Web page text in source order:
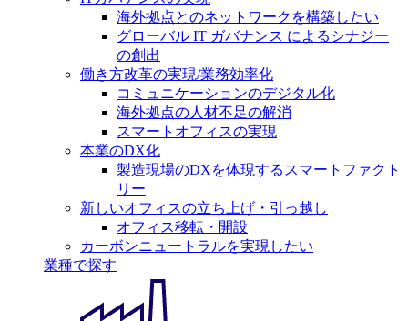
海外拠点とのネットワークを構築したい
グローバル IT ガバナンス によるシナジー
の創出
働き方改革の実現/業務効率化
コミュニケーションのデジタル化
海外拠点の人材不足の解消
スマートオフィスの実現
本業のDX化
製造現場のDXを体現するスマートファクト
リー
新しいオフィスの立ち上げ・引っ越し
オフィス移転・開設
カーボンニュートラルを実現したい
業種で探す